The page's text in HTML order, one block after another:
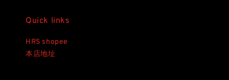
Quick links
HRS shopee
本店地址